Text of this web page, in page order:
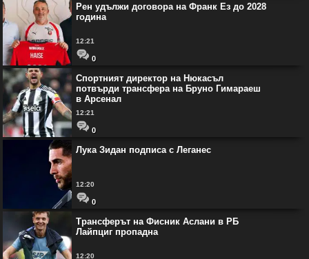
Рен удължи договора на Франк Ез до 2028
година
12:21
0
Спортният директор на Нюкасъл
потвърди трансфера на Бруно Гимараеш
в Арсенал
12:21
0
Лука Зидан подписа с Леганес
12:20
0
Трансферът на Фисник Аслани в РБ
Лайпциг пропадна
12:20